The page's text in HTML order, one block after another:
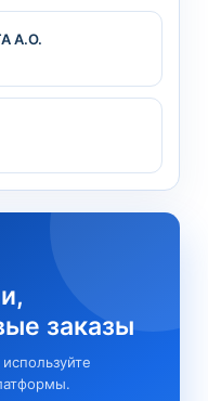
А.О.
заказы